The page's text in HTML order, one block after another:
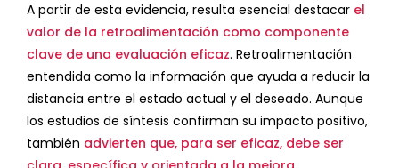
A partir de esta evidencia, resulta esencial destacar el
valor de la retroalimentación como componente
clave de una evaluación eficaz. Retroalimentación
entendida como la información que ayuda a reducir la
distancia entre el estado actual y el deseado. Aunque
los estudios de síntesis confirman su impacto positivo,
también advierten que, para ser eficaz, debe ser